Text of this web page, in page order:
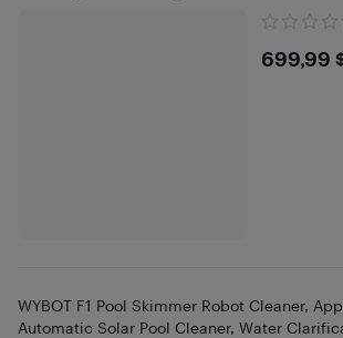
699,99
WYBOT F1 Pool Skimmer Robot Cleaner,
Automatic Solar Pool Cleaner, Water